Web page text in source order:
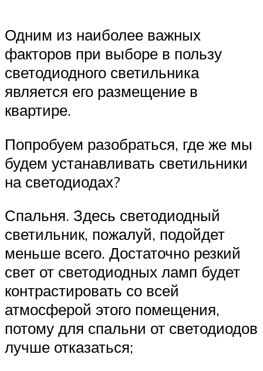
Одним из наиболее важных
факторов при выборе в пользу
светодиодного светильника
является его размещение в
квартире.
Попробуем разобраться, где же мы
будем устанавливать светильники
на светодиодах?
Спальня. Здесь светодиодный
светильник, пожалуй, подойдет
меньше всего. Достаточно резкий
свет от светодиодных ламп будет
контрастировать со всей
атмосферой этого помещения,
потому для спальни от светодиодов
лучше отказаться;